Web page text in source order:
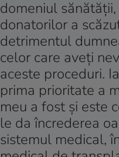
domeniul
donatorilor a
detrimentul
celor care aveţi
aceste proceduri.
prima prioritate a
meu a fost şi este
le da încrederea
sistemul medical,